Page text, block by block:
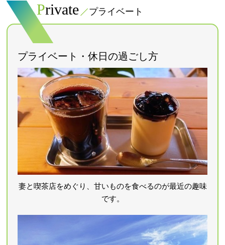
Private プライベート
プライベート・休日の過ごし方
妻と喫茶店をめぐり、甘いものを食べるのが最近の趣味
です。